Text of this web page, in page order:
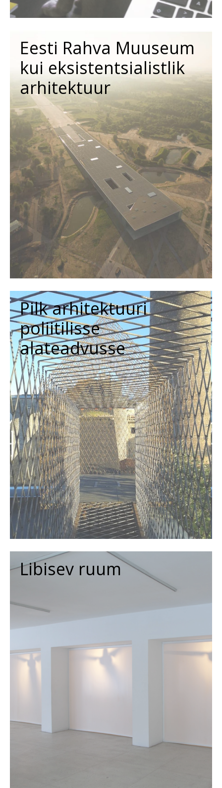
Eesti Rahva Muuseum
kui eksistentsialistlik
arhitektuur
Pilk arhitektuuri
poliitilisse
alateadvusse
Libisev ruum